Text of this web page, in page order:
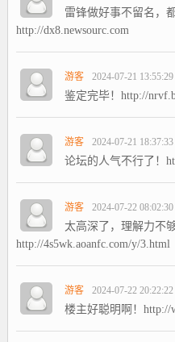
雷锋做好事不留名，
http://dx8.newsourc.com
游客 2024-07-21 13:55:29
鉴定完毕！http://
游客 2024-07-21 18:37:33
论坛的人气不行了！
游客 2024-07-22 08:02:30
太高深了，理解力不
http://4s5wk.aoanfc.com/y/3.html
游客 2024-07-22 20:22:22
楼主好聪明啊！http://